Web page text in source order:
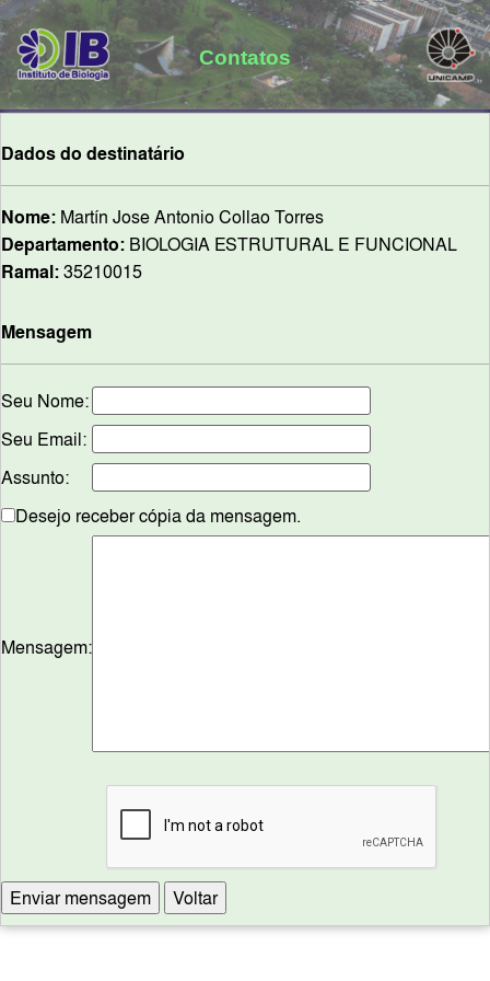
Contatos
Dados do destinatário
Nome: Martín Jose Antonio Collao Torres
Departamento: BIOLOGIA ESTRUTURAL E FUNCIONAL
Ramal:35210015
Mensagem
Seu Nome:
Seu Email:
Assunto:
Desejo receber cópia da mensagem.
Mensagem: